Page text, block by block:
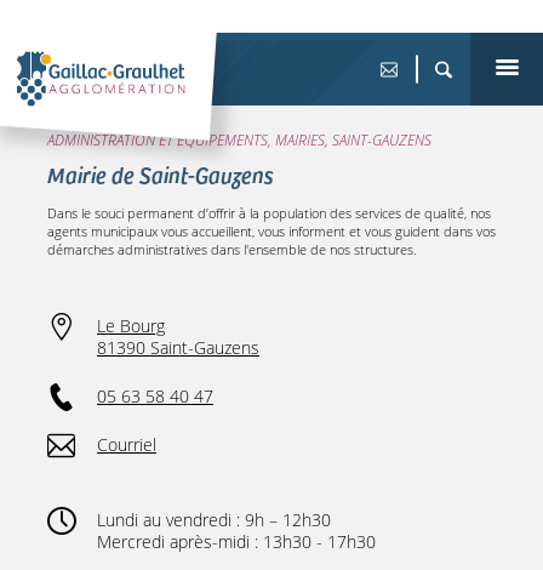
ADMINISTRATION ET ÉQUIPEMENTS, MAIRIES, SAINT-GAUZENS
Mairie de Saint-Gauzens
Dans le souci permanent d’offrir à la population des services de qualité, nos
agents municipaux vous accueillent, vous informent et vous guident dans vos
démarches administratives dans l'ensemble de nos structures.
Le Bourg
81390 Saint-Gauzens
05 63 58 40 47
Courriel
Lundi au vendredi : 9h – 12h30
Mercredi après-midi : 13h30 - 17h30